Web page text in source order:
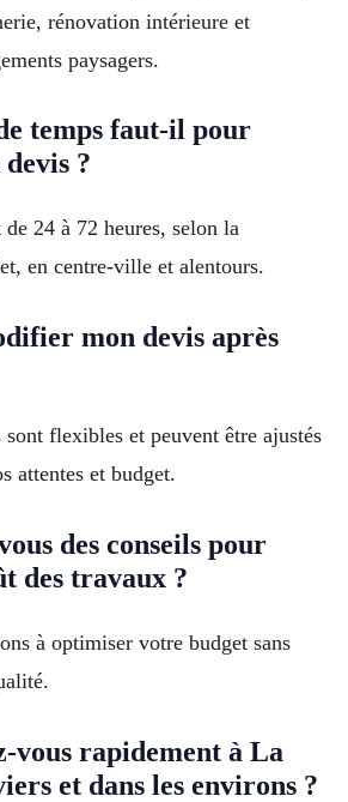
rénovation intérieure et
paysagers.
temps faut-il pour
?
24 à 72 heures, selon la
en centre-ville et alentours.
mon devis après
flexibles et peuvent être ajustés
attentes et budget.
des conseils pour
des travaux ?
à optimiser votre budget sans
vous rapidement à La
et dans les environs ?